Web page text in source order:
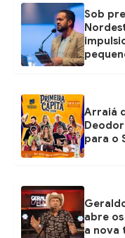
Sob
Arraiá
para o
abre
a nova